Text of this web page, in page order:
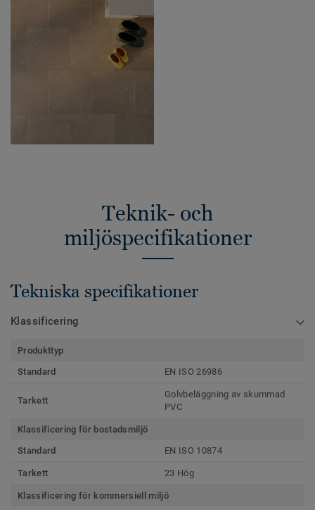
Teknik- och
miljöspecifikationer
Tekniska specifikationer
Klassificering
Produkttyp
Standard
EN ISO 26986
Tarkett
Golvbeläggning av skummad
PVC
Klassificering för bostadsmiljö
Standard
EN ISO 10874
Tarkett 23 Hög
Klassificering för kommersiell miljö